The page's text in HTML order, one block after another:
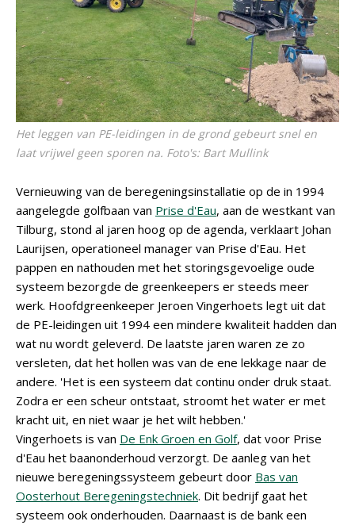
Het leggen van PE-leidingen in de grond gebeurt snel en
laat vrijwel geen sporen na. Foto's: Bart Mullink
Vernieuwing van de beregeningsinstallatie op de in 1994
aangelegde golfbaan van Prise d'Eau, aan de westkant van
Tilburg, stond al jaren hoog op de agenda, verklaart Johan
Laurijsen, operationeel manager van Prise d'Eau. Het
pappen en nathouden met het storingsgevoelige oude
systeem bezorgde de greenkeepers er steeds meer
werk. Hoofdgreenkeeper Jeroen Vingerhoets legt uit dat
de PE-leidingen uit 1994 een mindere kwaliteit hadden dan
wat nu wordt geleverd. De laatste jaren waren ze zo
versleten, dat het hollen was van de ene lekkage naar de
andere. 'Het is een systeem dat continu onder druk staat.
Zodra er een scheur ontstaat, stroomt het water er met
kracht uit, en niet waar je het wilt hebben.'
Vingerhoets is van De Enk Groen en Golf, dat voor Prise
d'Eau het baanonderhoud verzorgt. De aanleg van het
nieuwe beregeningssysteem gebeurt door Bas van
Oosterhout Beregeningstechniek. Dit bedrijf gaat het
systeem ook onderhouden. Daarnaast is de bank een